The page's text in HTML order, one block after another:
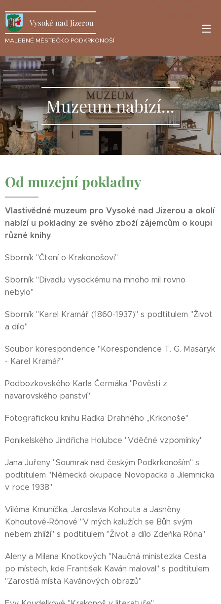
Vysoké nad Jizerou
MALEBNÉ MĚSTEČKO PODKRKONOŠÍ
Muzeum nabízí...
Od muzejní pokladny
Vlastivědné muzeum pro Vysoké nad Jizerou a okolí
nabízí u pokladny ze svého zboží zájemcům o koupi
různé knihy
Sborník "Čtení o Krakonošovi"
Sborník "Divadlu vysockému na mnoho mil rovno
nebylo"
Sborník "Karel Kramář (1860-1937)" s podtitulem "Život
a dílo"
Soubor korespondence "Korespondence T. G. Masaryk
- Karel Kramář"
Podbozkovského Karla Čermáka "Pověsti z
navarovského panství"
Fotografickou knihu Radka Drahného ,,Krkonoše"
Ponikelského Jindřicha Holubce "Vděčné vzpomínky"
Jana Juřeny "Soumrak nad českým Podkrkonoším" s
podtitulem "Německá okupace Novopacka a Jilemnicka
v roce 1938"
Viléma Kmuníčka, Jaroslava Kohouta a Jasněny
Kohoutové-Rónové "V mých kalužích se Bůh svým
nebem zhlíží" s podtitulem "Život a dílo Zdeňka Róna"
Aleny a Milana Knotkových "Naučná ministezka Cesta
po místech, kde František Kaván maloval" s podtitulem
"Zarostlá místa Kavánových obrazů"